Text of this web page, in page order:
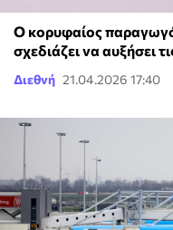
Ο κορυφαίος
σχεδιάζει να αυξήσει
Διεθνή 21.04.2026 17:40